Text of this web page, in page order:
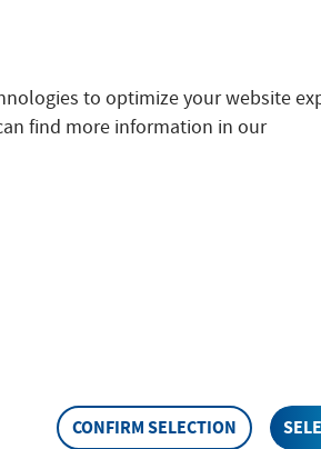
to optimize your website
find more information in our
CONFIRM SELECTION